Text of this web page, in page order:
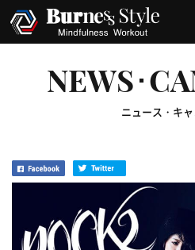
NEWS･
ニュース・キ